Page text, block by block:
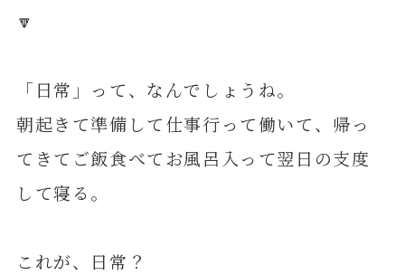
🔽
「日常」って、なんでしょうね。
朝起きて準備して仕事行って働いて、帰っ
てきてご飯食べてお風呂入って翌日の支度
して寝る。
これが、日常？